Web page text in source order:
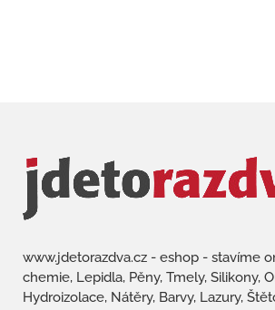
www.jdetorazdva.cz - eshop - stavíme
chemie, Lepidla, Pěny, Tmely, Silikony,
Hydroizolace, Nátěry, Barvy, Lazury,